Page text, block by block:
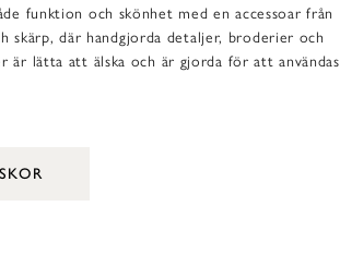
funktion och skönhet med en accessoar från
skärp, där handgjorda detaljer, broderier och
är lätta att älska och är gjorda för att användas
SKOR